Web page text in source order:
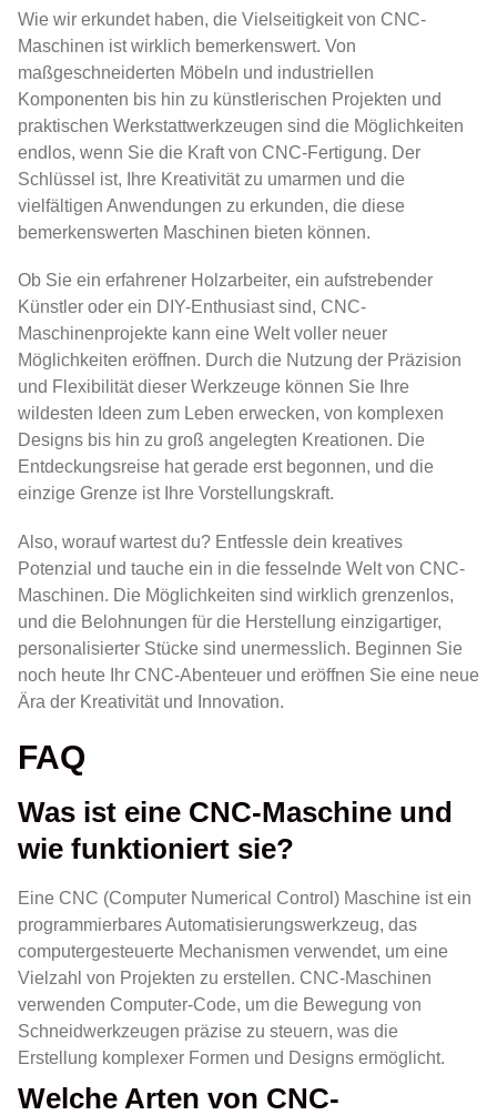
Wie wir erkundet haben, die Vielseitigkeit von CNC-
Maschinen ist wirklich bemerkenswert. Von
maßgeschneiderten Möbeln und industriellen
Komponenten bis hin zu künstlerischen Projekten und
praktischen Werkstattwerkzeugen sind die Möglichkeiten
endlos, wenn Sie die Kraft von CNC-Fertigung. Der
Schlüssel ist, Ihre Kreativität zu umarmen und die
vielfältigen Anwendungen zu erkunden, die diese
bemerkenswerten Maschinen bieten können.
Ob Sie ein erfahrener Holzarbeiter, ein aufstrebender
Künstler oder ein DIY-Enthusiast sind, CNC-
Maschinenprojekte kann eine Welt voller neuer
Möglichkeiten eröffnen. Durch die Nutzung der Präzision
und Flexibilität dieser Werkzeuge können Sie Ihre
wildesten Ideen zum Leben erwecken, von komplexen
Designs bis hin zu groß angelegten Kreationen. Die
Entdeckungsreise hat gerade erst begonnen, und die
einzige Grenze ist Ihre Vorstellungskraft.
Also, worauf wartest du? Entfessle dein kreatives
Potenzial und tauche ein in die fesselnde Welt von CNC-
Maschinen. Die Möglichkeiten sind wirklich grenzenlos,
und die Belohnungen für die Herstellung einzigartiger,
personalisierter Stücke sind unermesslich. Beginnen Sie
noch heute Ihr CNC-Abenteuer und eröffnen Sie eine neue
Ära der Kreativität und Innovation.
FAQ
Was ist eine CNC-Maschine und
wie funktioniert sie?
Eine CNC (Computer Numerical Control) Maschine ist ein
programmierbares Automatisierungswerkzeug, das
computergesteuerte Mechanismen verwendet, um eine
Vielzahl von Projekten zu erstellen. CNC-Maschinen
verwenden Computer-Code, um die Bewegung von
Schneidwerkzeugen präzise zu steuern, was die
Erstellung komplexer Formen und Designs ermöglicht.
Welche Arten von CNC-